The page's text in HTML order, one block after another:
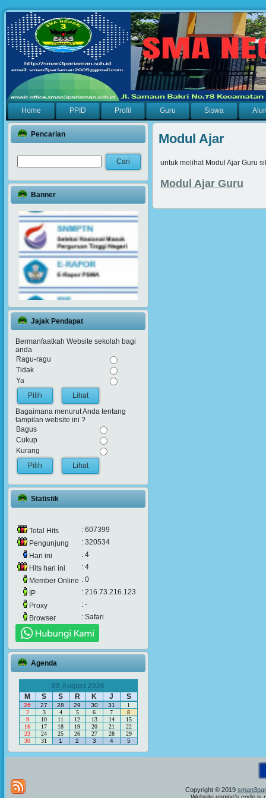
Home PPID Profil Guru Siswa
Pencarian
Banner
Jajak Pendapat
Bermanfaatkah Website sekolah bagi
anda
Ragu-ragu
Tidak
Ya
Lihat
Bagaimana menurut Anda tentang
tampilan website ini ?
Bagus
Cukup
Kurang
Lihat
Statistik
Total Hits
: 607399
Pengunjung
: 320534
Hari ini
: 4
Hits hari ini
: 4
Member Online : 0
IP
: 216.73.216.123
Proxy
: -
Browser
: Safari
Agenda
08 August 2026
M
S S R K J S
26 27 28 29 30 31
1
2
3 4 5 6 7
8
9
10 11 12 13 14
15
16
17 18 19 20 21
22
23
24 25 26 27 28
29
30
31 1 2 3 4 5
Modul Ajar
untuk melihat Modul Ajar Guru
Modul Ajar Guru
Copyright © 2019